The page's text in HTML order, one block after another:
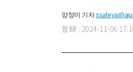
양정미 기자
登録 : 2024-11-06